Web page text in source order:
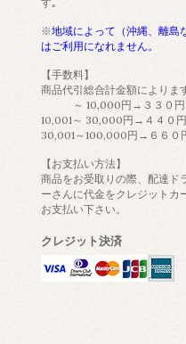
※地域によって（沖縄、離島
はご利用になれません。
【手数料】
商品代引総合計金額によりま
～ 10,000円→３３０円
10,001～ 30,000円→４４０円
30,001～100,000円→６６０
【お支払い方法】
商品をお受取りの際、配達ド
ーさんに代金をクレジットカ
お支払い下さい。
クレジット決済